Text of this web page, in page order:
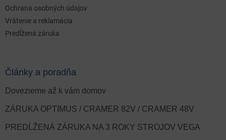
Ochrana osobných údajov
Vrátenie a reklamácia
Predĺžená záruka
Články a poradňa
Dovezieme až k vám domov
ZÁRUKA OPTIMUS / CRAMER 82V / CRAMER 48V
PREDĹŽENÁ ZÁRUKA NA 3 ROKY STROJOV VEGA